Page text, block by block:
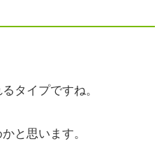
タイプですね。
と思います。